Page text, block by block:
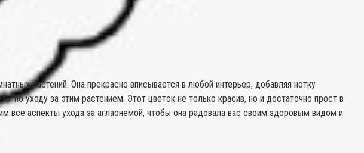
растений. Она прекрасно вписывается в любой интерьер, добавляя нотку
уходу за этим растением. Этот цветок не только красив, но и достаточно прост в
все аспекты ухода за аглаонемой, чтобы она радовала вас своим здоровым видом и